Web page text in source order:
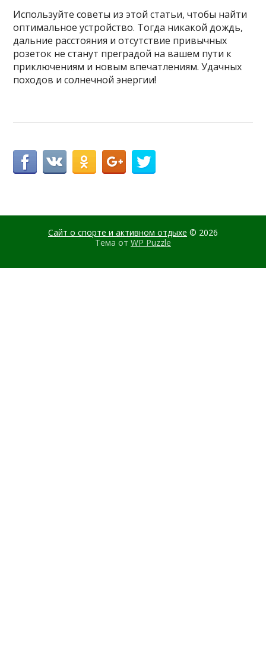
Используйте советы из этой статьи, чтобы найти
оптимальное устройство. Тогда никакой дождь,
дальние расстояния и отсутствие привычных
розеток не станут преградой на вашем пути к
приключениям и новым впечатлениям. Удачных
походов и солнечной энергии!
Сайт о спорте и активном отдыхе © 2026
Тема от WP Puzzle